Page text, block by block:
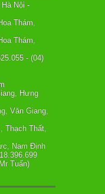
Nội -
Thám,
Thám,
- (04)
Hưng
Văn Giang,
Thạch Thất,
Nam Định
Tuấn)